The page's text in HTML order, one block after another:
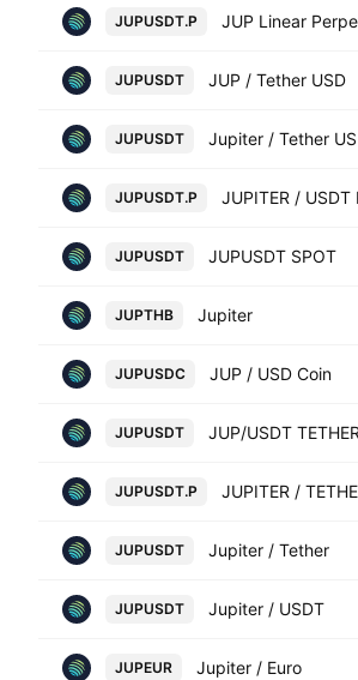
JUPUSDT.P
JUPUSDT JUP / Tether USD
JUPUSDT Jupiter / Tether US
JUPUSDT.P
JUPUSDT JUPUSDT SPOT
JUPTHB Jupiter
JUPUSDC JUP / USD Coin
JUPUSDT JUP/USDT TETHER
JUPUSDT.P
JUPUSDT Jupiter / Tether
JUPUSDT Jupiter / USDT
JUPEUR Jupiter / Euro